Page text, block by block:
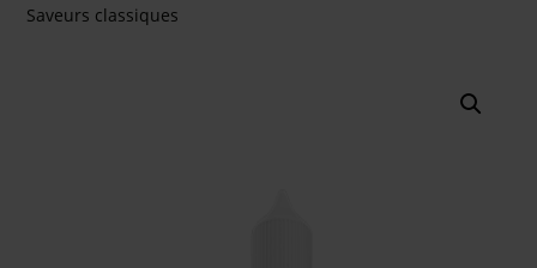
Saveurs classiques